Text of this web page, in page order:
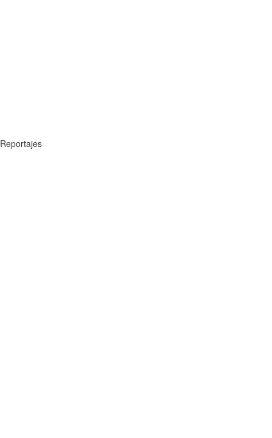
Reportajes